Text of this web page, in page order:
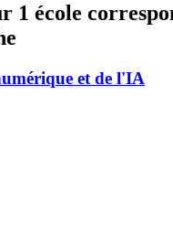
1 école
et de l'IA